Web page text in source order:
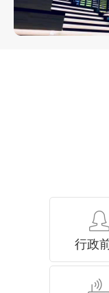
行政